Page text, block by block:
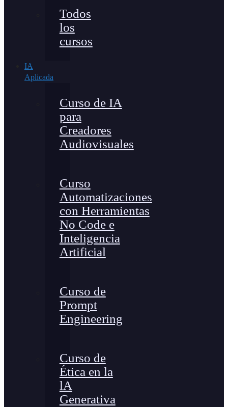
Todos
los
cursos
IA
Aplicada
Curso de IA
para
Creadores
Audiovisuales
Curso
Automatizaciones
con Herramientas
No Code e
Inteligencia
Artificial
Curso de
Prompt
Engineering
Curso de
Ética en la
lA
Generativa